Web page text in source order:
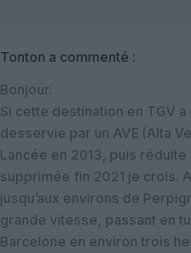
Tonton a commenté :
Bonjour.
Si cette destination en TGV a
desservie par un AVE (Alta
Lancée en 2013, puis
supprimée fin 2021 je crois.
jusqu’aux environs de
grande vitesse, passant en
Barcelone en environ trois